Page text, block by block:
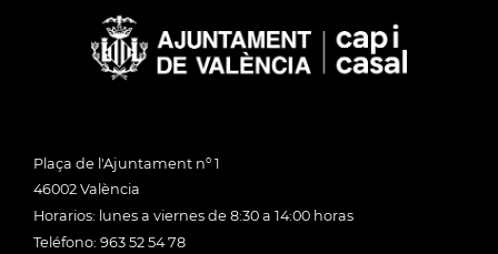
Plaça de l'Ajuntament nº 1
46002 València
Horarios: lunes a viernes de 8:30 a 14:00 horas
Teléfono: 963 52 54 78